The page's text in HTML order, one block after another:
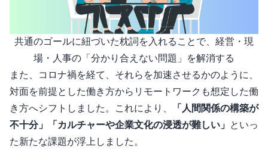
共通のゴールに紐づいた枕詞を入れることで、経営・現
場・人事の「分かり合えない問題」を解消する
また、コロナ禍を経て、それらを加速させるかのように、
対面を前提とした働き方からリモートワークも想定した働
き方へシフトしました。これにより、
「人間関係の構築が
不十分」「カルチャーや企業文化の浸透が難しい」 といっ
た新たな課題が浮上しました。